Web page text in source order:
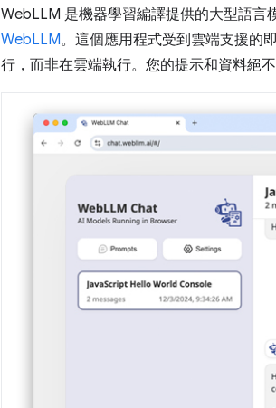
WebLLM 是機器學習編譯提供的大型語言
WebLLM。這個應用程式受到雲端支援的
行，而非在雲端執行。您的提示和資料絕